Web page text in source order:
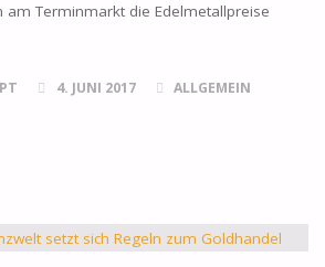
am Terminmarkt die Edelmetallpreise
4. JUNI 2017 ALLGEMEIN